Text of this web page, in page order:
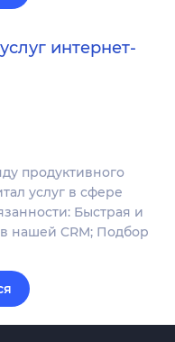
интернет-
продуктивного
услуг в сфере
Быстрая и
нашей CRM; Подбор